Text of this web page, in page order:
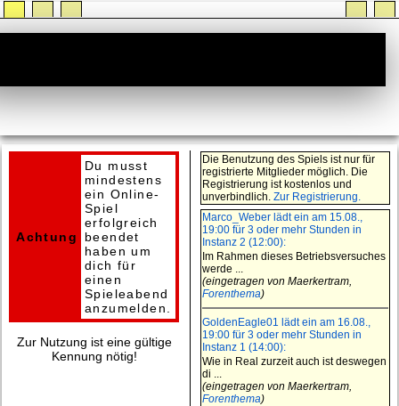
Achtung
Du musst
mindestens
ein Online-
Spiel
erfolgreich
beendet
haben um
dich für
einen
Spieleabend
anzumelden.
Zur Nutzung ist eine gültige
Kennung nötig!
Die Benutzung des Spiels ist nur für
registrierte Mitglieder möglich. Die
Registrierung ist kostenlos und
unverbindlich. Zur Registrierung.
Marco_Weber lädt ein am 15.08.,
19:00 für 3 oder mehr Stunden in
Instanz 2 (12:00):
Im Rahmen dieses Betriebsversuches
werde ...
(eingetragen von Maerkertram,
Forenthema)
GoldenEagle01 lädt ein am 16.08.,
19:00 für 3 oder mehr Stunden in
Instanz 1 (14:00):
Wie in Real zurzeit auch ist deswegen
di ...
(eingetragen von Maerkertram,
Forenthema)